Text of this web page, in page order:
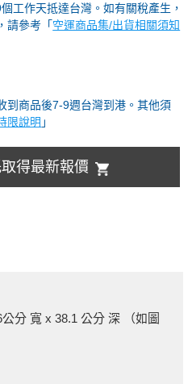
工作天抵達台灣。如有關稅產生，
請參考「 空運商品集/出貨相關須知
到商品後7-9週台灣到港。其他須
限說明 」
得最新報價
分 寬 x 38.1 公分 深 （如圖